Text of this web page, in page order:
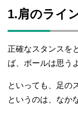
1.肩のライ
正確なスタンスを
ば、ボールは思う
といっても、足の
というのは、なか